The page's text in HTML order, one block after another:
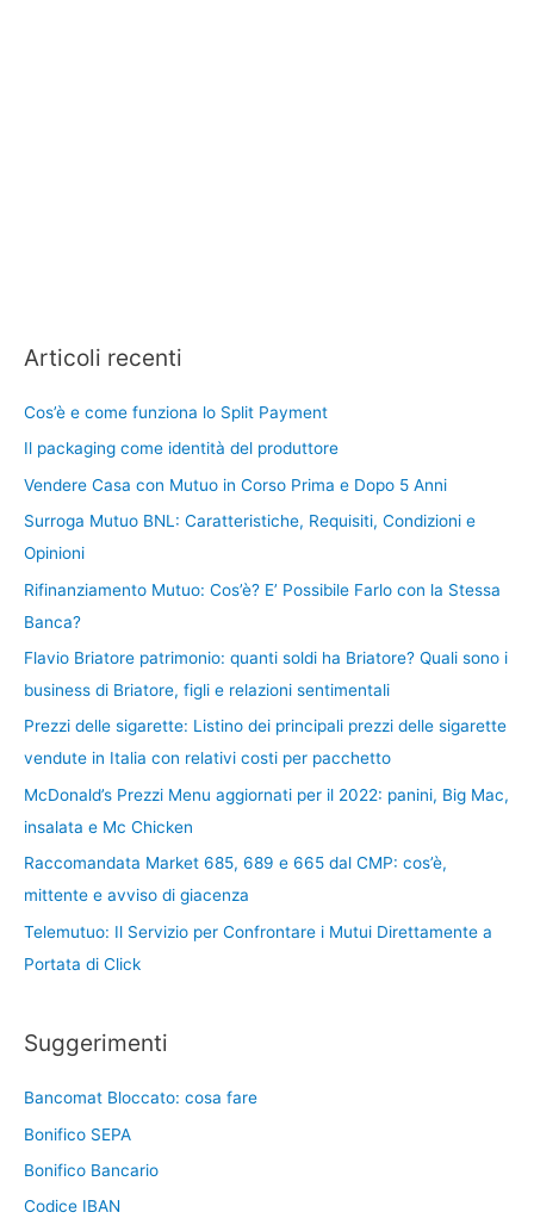
Articoli recenti
Cos’è e come funziona lo Split Payment
Il packaging come identità del produttore
Vendere Casa con Mutuo in Corso Prima e Dopo 5 Anni
Surroga Mutuo BNL: Caratteristiche, Requisiti, Condizioni e
Opinioni
Rifinanziamento Mutuo: Cos’è? E’ Possibile Farlo con la Stessa
Banca?
Flavio Briatore patrimonio: quanti soldi ha Briatore? Quali sono i
business di Briatore, figli e relazioni sentimentali
Prezzi delle sigarette: Listino dei principali prezzi delle sigarette
vendute in Italia con relativi costi per pacchetto
McDonald’s Prezzi Menu aggiornati per il 2022: panini, Big Mac,
insalata e Mc Chicken
Raccomandata Market 685, 689 e 665 dal CMP: cos’è,
mittente e avviso di giacenza
Telemutuo: Il Servizio per Confrontare i Mutui Direttamente a
Portata di Click
Suggerimenti
Bancomat Bloccato: cosa fare
Bonifico SEPA
Bonifico Bancario
Codice IBAN